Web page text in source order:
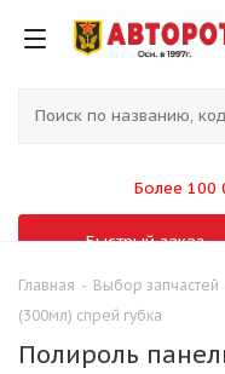
Более 100
Быстрый заказ
Главная - Выбор запчастей
(300мл) спрей губка
Полироль